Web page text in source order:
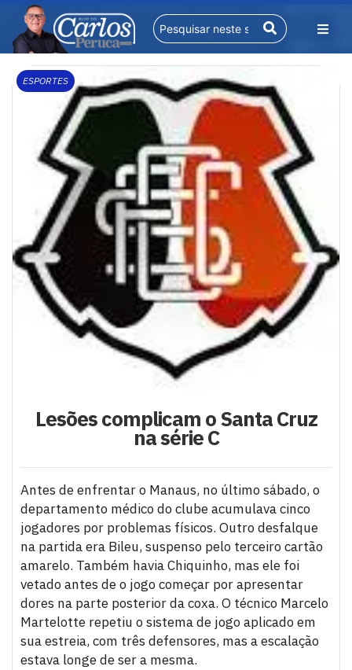
ESPORTES
Lesões complicam o Santa Cruz
na série C
Antes de enfrentar o Manaus, no último sábado, o
departamento médico do clube acumulava cinco
jogadores por problemas físicos. Outro desfalque
na partida era Bileu, suspenso pelo terceiro cartão
amarelo. Também havia Chiquinho, mas ele foi
vetado antes de o jogo começar por apresentar
dores na parte posterior da coxa. O técnico Marcelo
Martelotte repetiu o sistema de jogo aplicado em
sua estreia, com três defensores, mas a escalação
estava longe de ser a mesma.